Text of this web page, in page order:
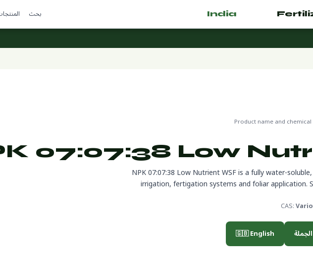
India.com بحث
Product name and
07:07:38 Low
NPK 07:07:38 Low Nutrient WSF is a fully water-
irrigation, fertigation systems and foliar application.
CAS:
🇬🇧 English